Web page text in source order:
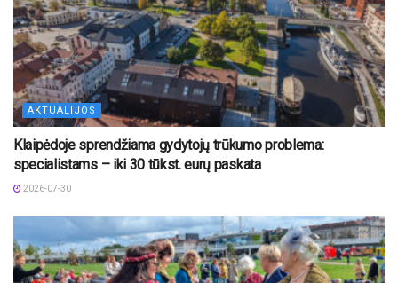
AKTUALIJOS
Klaipėdoje sprendžiama gydytojų trūkumo problema:
specialistams – iki 30 tūkst. eurų paskata
2026-07-30